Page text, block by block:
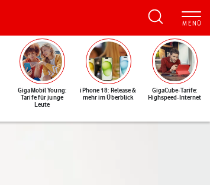
GigaMobil Young:
Tarife für junge
Leute
iPhone 18: Release &
mehr im Überblick
GigaCube-Tarife:
Highspeed-Internet